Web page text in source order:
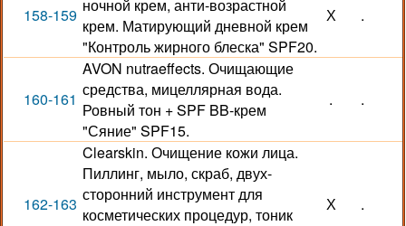
158-159 ночной крем, анти-возрастной
крем. Матирующий дневной крем
"Контроль жирного блеска" SPF20.
Х .
160-161
AVON nutraeffects. Очищающие
средства, мицеллярная вода.
Ровный тон + SPF BB-крем
"Сяние" SPF15.
. .
162-163
Clearskin. Очищение кожи лица.
Пиллинг, мыло, скраб, двух-
сторонний инструмент для
косметических процедур, тоник
Х .